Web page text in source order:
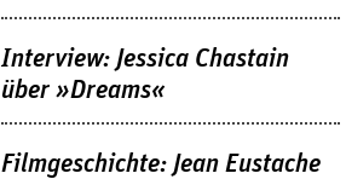
Interview: Jessica Chastain
über »Dreams«
Filmgeschichte: Jean Eustache